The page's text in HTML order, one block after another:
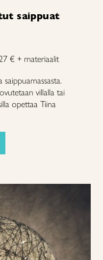
saippuat
€ + materiaalit
villalla tai
opettaa Tiina